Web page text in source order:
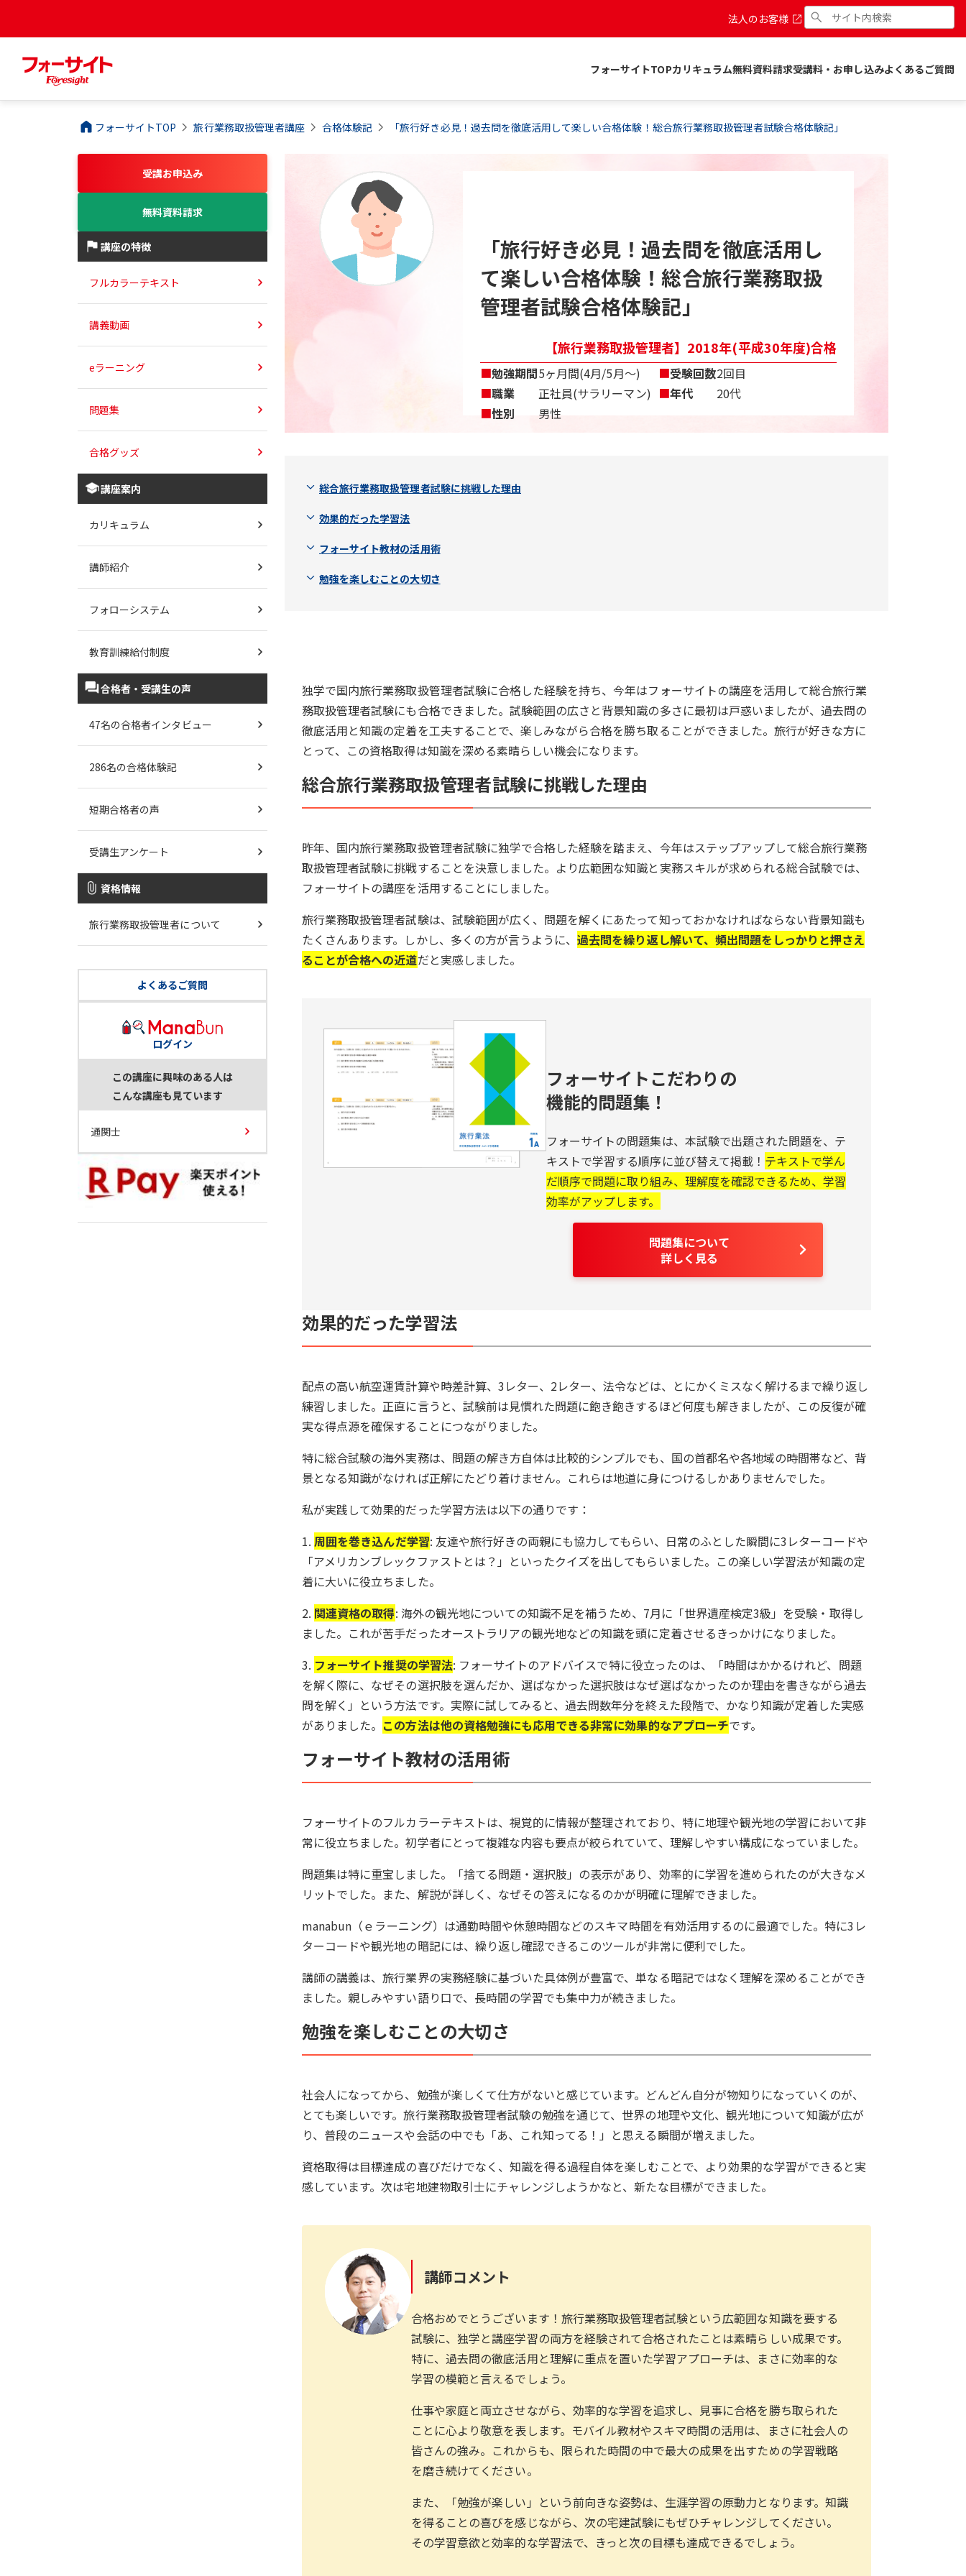
法人のお客様
フォーサイトTOPカリキュラム無料資料請求受講料・お申し込みよくあるご質問
フォーサイトTOP 旅行業務取扱管理者講座 合格体験記 「旅行好き必見！過去問を徹底活用して楽しい合格体験！総合旅行業務取扱管理者試験合格体験記」
「旅行好き必見！過去問を徹底活用し
て楽しい合格体験！総合旅行業務取扱
管理者試験合格体験記」
【旅行業務取扱管理者】2018年(平成30年度)合格
■勉強期間5ヶ月間(4月/5月〜)
■職業
正社員(サラリーマン)
■性別 男性
■受験回数2回目
■年代 20代
総合旅行業務取扱管理者試験に挑戦した理由
効果的だった学習法
フォーサイト教材の活用術
勉強を楽しむことの大切さ
独学で国内旅行業務取扱管理者試験に合格した経験を持ち、今年はフォーサイトの講座を活用して総合旅行業
務取扱管理者試験にも合格できました。試験範囲の広さと背景知識の多さに最初は戸惑いましたが、過去問の
徹底活用と知識の定着を工夫することで、楽しみながら合格を勝ち取ることができました。旅行が好きな方に
とって、この資格取得は知識を深める素晴らしい機会になります。
総合旅行業務取扱管理者試験に挑戦した理由
昨年、国内旅行業務取扱管理者試験に独学で合格した経験を踏まえ、今年はステップアップして総合旅行業務
取扱管理者試験に挑戦することを決意しました。より広範囲な知識と実務スキルが求められる総合試験では、
フォーサイトの講座を活用することにしました。
旅行業務取扱管理者試験は、試験範囲が広く、問題を解くにあたって知っておかなければならない背景知識も
たくさんあります。しかし、多くの方が言うように、過去問を繰り返し解いて、頻出問題をしっかりと押さえ
ることが合格への近道だと実感しました。
フォーサイトこだわりの
機能的問題集！
フォーサイトの問題集は、本試験で出題された問題を、テ
キストで学習する順序に並び替えて掲載！ テキストで学ん
だ順序で問題に取り組み、理解度を確認できるため、学習
効率がアップします。
問題集について
詳しく見る
効果的だった学習法
配点の高い航空運賃計算や時差計算、3レター、2レター、法令などは、とにかくミスなく解けるまで繰り返し
練習しました。正直に言うと、試験前は見慣れた問題に飽き飽きするほど何度も解きましたが、この反復が確
実な得点源を確保することにつながりました。
特に総合試験の海外実務は、問題の解き方自体は比較的シンプルでも、国の首都名や各地域の時間帯など、背
景となる知識がなければ正解にたどり着けません。これらは地道に身につけるしかありませんでした。
私が実践して効果的だった学習方法は以下の通りです：
1.周囲を巻き込んだ学習: 友達や旅行好きの両親にも協力してもらい、日常のふとした瞬間に3レターコードや
「アメリカンブレックファストとは？」といったクイズを出してもらいました。この楽しい学習法が知識の定
着に大いに役立ちました。
2. 関連資格の取得: 海外の観光地についての知識不足を補うため、7月に「世界遺産検定3級」を受験・取得し
ました。これが苦手だったオーストラリアの観光地などの知識を頭に定着させるきっかけになりました。
3. フォーサイト推奨の学習法: フォーサイトのアドバイスで特に役立ったのは、「時間はかかるけれど、問題
を解く際に、なぜその選択肢を選んだか、選ばなかった選択肢はなぜ選ばなかったのか理由を書きながら過去
問を解く」という方法です。実際に試してみると、過去問数年分を終えた段階で、かなり知識が定着した実感
がありました。 この方法は他の資格勉強にも応用できる非常に効果的なアプローチです。
フォーサイト教材の活用術
フォーサイトのフルカラーテキストは、視覚的に情報が整理されており、特に地理や観光地の学習において非
常に役立ちました。初学者にとって複雑な内容も要点が絞られていて、理解しやすい構成になっていました。
問題集は特に重宝しました。「捨てる問題・選択肢」の表示があり、効率的に学習を進められたのが大きなメ
リットでした。また、解説が詳しく、なぜその答えになるのかが明確に理解できました。
manabun（ｅラーニング）は通勤時間や休憩時間などのスキマ時間を有効活用するのに最適でした。特に3レ
ターコードや観光地の暗記には、繰り返し確認できるこのツールが非常に便利でした。
講師の講義は、旅行業界の実務経験に基づいた具体例が豊富で、単なる暗記ではなく理解を深めることができ
ました。親しみやすい語り口で、長時間の学習でも集中力が続きました。
勉強を楽しむことの大切さ
社会人になってから、勉強が楽しくて仕方がないと感じています。どんどん自分が物知りになっていくのが、
とても楽しいです。旅行業務取扱管理者試験の勉強を通じて、世界の地理や文化、観光地について知識が広が
り、普段のニュースや会話の中でも「あ、これ知ってる！」と思える瞬間が増えました。
資格取得は目標達成の喜びだけでなく、知識を得る過程自体を楽しむことで、より効果的な学習ができると実
感しています。次は宅地建物取引士にチャレンジしようかなと、新たな目標ができました。
講師コメント
合格おめでとうございます！旅行業務取扱管理者試験という広範囲な知識を要する
試験に、独学と講座学習の両方を経験されて合格されたことは素晴らしい成果です。
特に、過去問の徹底活用と理解に重点を置いた学習アプローチは、まさに効率的な
学習の模範と言えるでしょう。
仕事や家庭と両立させながら、効率的な学習を追求し、見事に合格を勝ち取られた
ことに心より敬意を表します。モバイル教材やスキマ時間の活用は、まさに社会人の
皆さんの強み。これからも、限られた時間の中で最大の成果を出すための学習戦略
を磨き続けてください。
また、「勉強が楽しい」という前向きな姿勢は、生涯学習の原動力となります。知識
を得ることの喜びを感じながら、次の宅建試験にもぜひチャレンジしてください。
その学習意欲と効率的な学習法で、きっと次の目標も達成できるでしょう。
受講お申込み
無料資料請求
講座の特徴
フルカラーテキスト
講義動画
eラーニング
問題集
合格グッズ
講座案内
カリキュラム
講師紹介
フォローシステム
教育訓練給付制度
合格者・受講生の声
47名の合格者インタビュー
286名の合格体験記
短期合格者の声
受講生アンケート
資格情報
旅行業務取扱管理者について
よくあるご質問
ログイン
この講座に興味のある人は
こんな講座も見ています
通関士